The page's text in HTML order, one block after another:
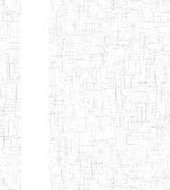
ENIEG
MODERNE
SAINTE MARIE
ENIEG PRIVEE
BILINGUE LES
BOSONS
ENIEG BILINGUE